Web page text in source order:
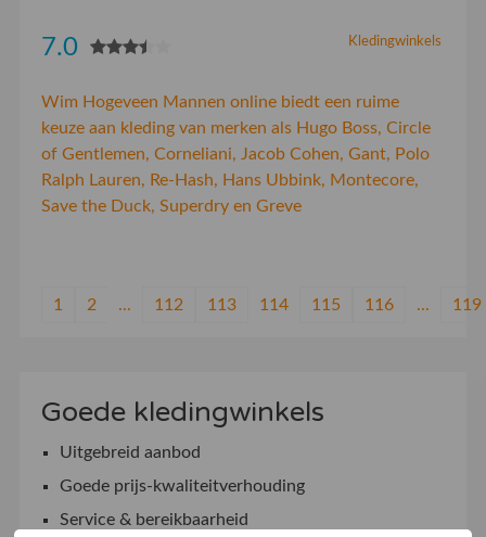
Kledingwinkels
7.0
Wim Hogeveen Mannen online biedt een ruime
keuze aan kleding van merken als Hugo Boss, Circle
of Gentlemen, Corneliani, Jacob Cohen, Gant, Polo
Ralph Lauren, Re-Hash, Hans Ubbink, Montecore,
Save the Duck, Superdry en Greve
1 2 ... 112 113 114 115 116 ... 119
Goede kledingwinkels
Uitgebreid aanbod
Goede prijs-kwaliteitverhouding
Service & bereikbaarheid